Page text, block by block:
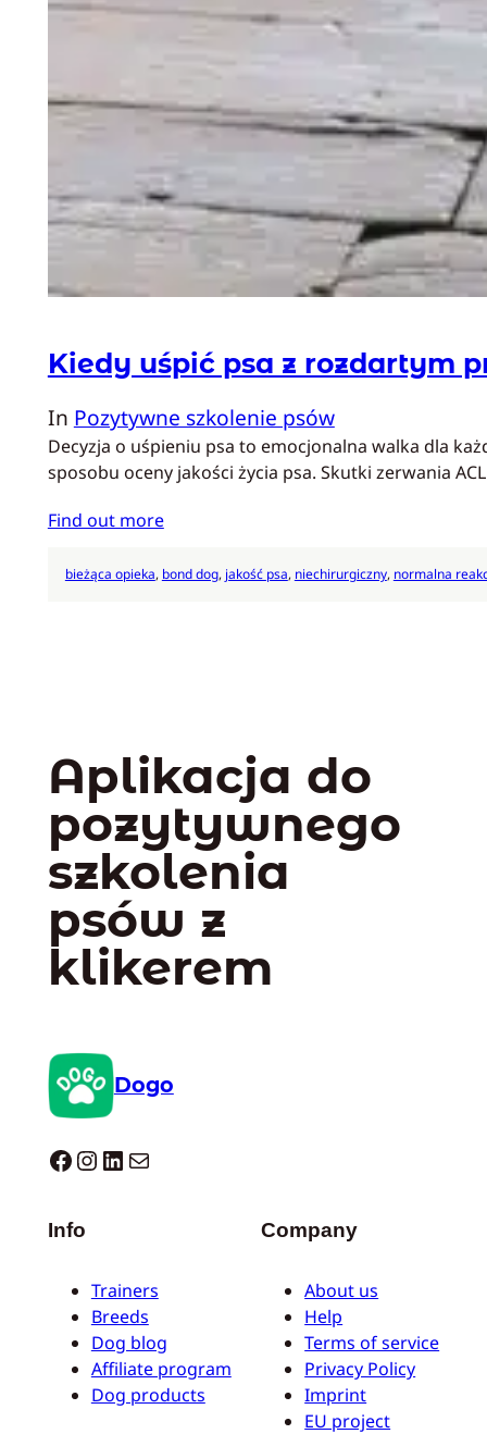
Kiedy uśpić psa z rozdartym
In Pozytywne szkolenie psów
Decyzja o uśpieniu psa to emocjonalna walka dla
sposobu oceny jakości życia psa. Skutki zerwania
Find out more
bieżąca opieka, bond dog, jakość psa, niechirurgiczny, normalna
Aplikacja do
pozytywnego
szkolenia
psów z
klikerem
Dogo
Dogo facebook InstagramLinkedIn Mail
Info
Trainers
Breeds
Dog blog
Affiliate program
Dog products
Company
About us
Help
Terms of service
Privacy Policy
Imprint
EU project